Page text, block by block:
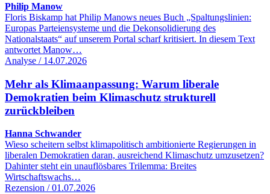
Philip Manow
Floris Biskamp hat Philip Manows neues Buch „Spaltungslinien:
Europas Parteiensysteme und die Dekonsolidierung des
Nationalstaats“ auf unserem Portal scharf kritisiert. In diesem Text
antwortet Manow…
Analyse / 14.07.2026
Mehr als Klimaanpassung: Warum liberale
Demokratien beim Klimaschutz strukturell
zurückbleiben
Hanna Schwander
Wieso scheitern selbst klimapolitisch ambitionierte Regierungen in
liberalen Demokratien daran, ausreichend Klimaschutz umzusetzen?
Dahinter steht ein unauflösbares Trilemma: Breites
Wirtschaftswachs…
Rezension / 01.07.2026